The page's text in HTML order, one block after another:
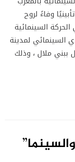
وفاءً لروح
السينمائية
السينمائي لمدينة
ببني ملال ، وذلك